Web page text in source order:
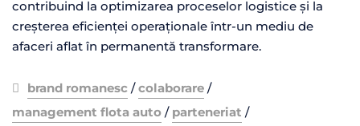
contribuind la optimizarea proceselor logistice și la
creșterea eficienței operaționale într-un mediu de
afaceri aflat în permanentă transformare.
brand romanesc /colaborare /
management flota auto / parteneriat /